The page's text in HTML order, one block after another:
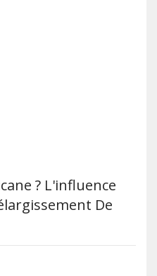
? L'influence
De